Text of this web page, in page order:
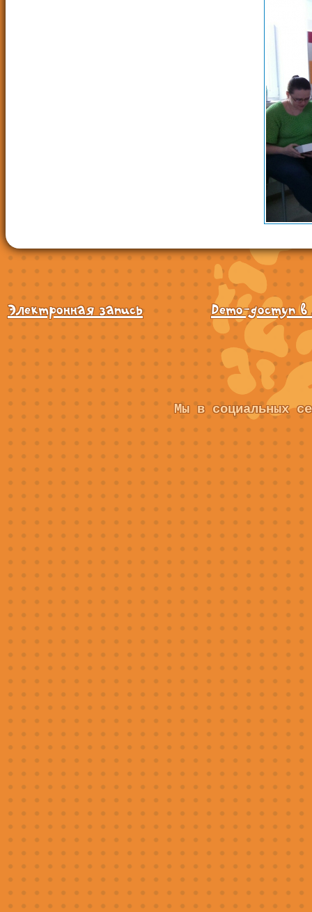
Электронная запись Demo-доступ
Мы в социальных